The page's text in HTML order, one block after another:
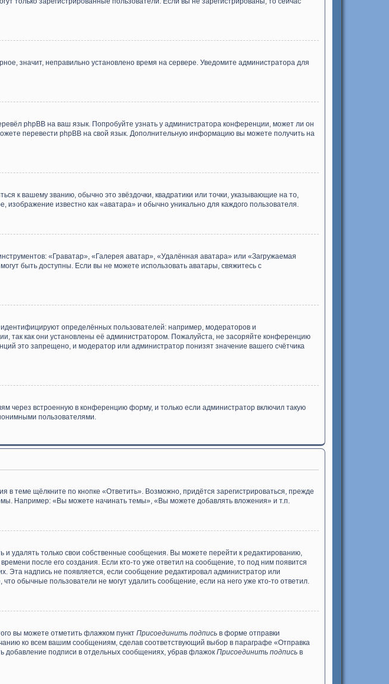
значит, неправильно установлено время на сервере. Уведомите администратора для
phpBB на ваш язык. Попробуйте узнать у администратора конференции, может ли он
перевести phpBB на свой язык. Дополнительную информацию вы можете получить на
к вашему званию, обычно это звёздочки, квадратики или точки, указывающие на то,
известно как «аватара» и обычно уникально для каждого пользователя.
«Граватар», «Галерея аватар», «Удалённая аватара» или «Загружаемая
быть доступны. Если вы не можете использовать аватары, свяжитесь с
определённых пользователей: например, модераторов и
как они установлены её администратором. Пожалуйста, не засоряйте конференцию
это запрещено, и модератор или администратор понизят значение вашего счётчика
через встроенную в конференцию форму, и только если администратор включил такую
пользователями.
теме щёлкните по кнопке «Ответить». Возможно, придётся зарегистрироваться, прежде
Например: «Вы можете начинать темы», «Вы можете добавлять вложения» и т.п.
удалять только свои собственные сообщения. Вы можете перейти к редактированию,
после его создания. Если кто-то уже ответил на сообщение, то под ним появится
Эта надпись не появляется, если сообщение редактировал администратор или
обычные пользователи не могут удалить сообщение, если на него уже кто-то ответил.
вы можете отметить флажком пункт Присоединить подпись в форме отправки
ко всем вашим сообщениям, сделав соответствующий выбор в параграфе «Отправка
добавление подписи в отдельных сообщениях, убрав флажок Присоединить подпись в